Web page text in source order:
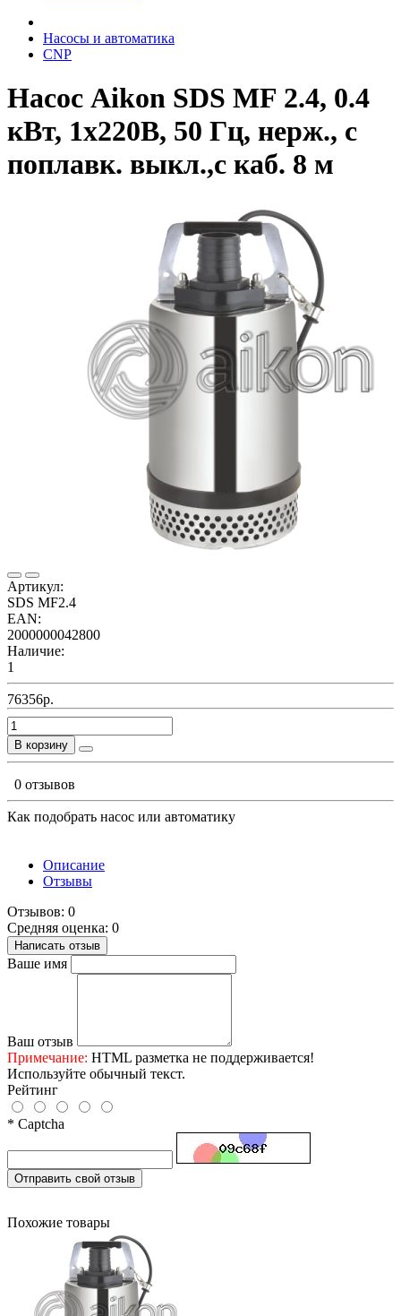
Насосы и автоматика
CNP
Насос Aikon SDS MF 2.4, 0.4
кВт, 1х220В, 50 Гц, нерж., с
поплавк. выкл.,с каб. 8 м
Артикул:
SDS MF2.4
EAN:
2000000042800
Наличие:
1
76356р.
В корзину
0 отзывов
Как подобрать насос или автоматику
Описание
Отзывы
Отзывов: 0
Средняя оценка: 0
Написать отзыв
Ваше имя
Ваш отзыв
Примечание: HTML разметка не поддерживается!
Используйте обычный текст.
Рейтинг
* Captcha
Отправить свой отзыв
Похожие товары